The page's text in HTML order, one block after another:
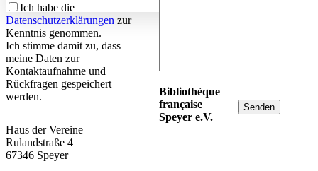
Ich habe die
Datenschutzerklärungen zur
Kenntnis genommen.
Ich stimme damit zu, dass
meine Daten zur
Kontaktaufnahme und
Rückfragen gespeichert
werden.
Bibliothèque
française
Speyer e.V.
Haus der Vereine
Rulandstraße 4
67346 Speyer